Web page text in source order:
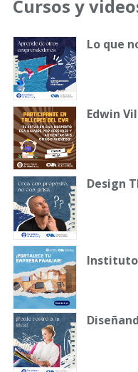
Cursos y
Lo que
Edwin
Design
Instituto